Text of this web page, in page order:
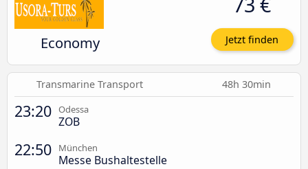
Economy Jetzt finden
Transmarine Transport 48h 30min
23:20 Odessa
ZOB
22:50 München
Messe Bushaltestelle